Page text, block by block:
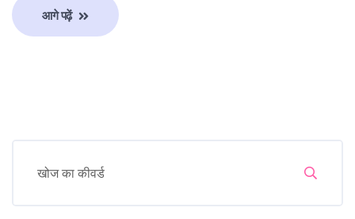
आगे पढ़ें